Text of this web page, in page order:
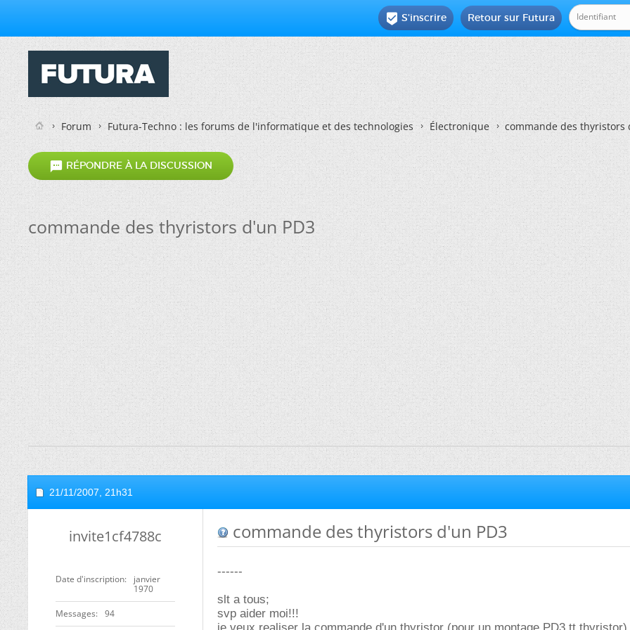
Retour sur Futura
 S'inscrire
Forum Futura-Techno : les forums de l'informatique et des technologies Électronique commande des thyristors
 RÉPONDRE À LA DISCUSSION
commande des thyristors d'un PD3
21/11/2007, 21h31
invite1cf4788c
Date d'inscription
janvier
1970
Messages 94
commande des thyristors d'un PD3
------
slt a tous;
svp aider moi!!!